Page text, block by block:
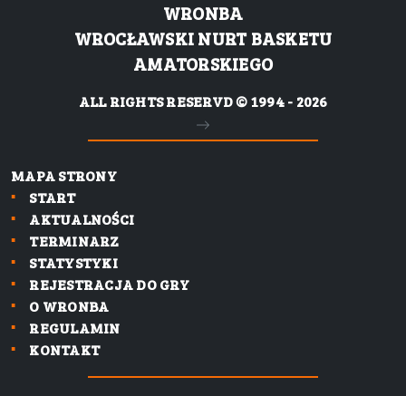
WRONBA
WROCŁAWSKI NURT BASKETU
AMATORSKIEGO
ALL RIGHTS RESERVD © 1994 - 2026
MAPA STRONY
START
AKTUALNOŚCI
TERMINARZ
STATYSTYKI
REJESTRACJA DO GRY
O WRONBA
REGULAMIN
KONTAKT